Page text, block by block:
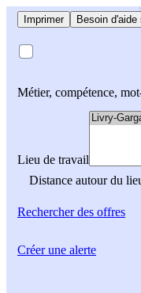
Imprimer Besoin
Métier, compétence,
Lieu de travail
Distance autour du
Rechercherdes offres
Créer une alerte